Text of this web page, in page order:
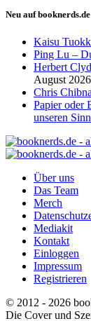
Neu auf booknerds.de
Kaisu
Ping Lu –
Herbert
August 2026
Chris
Papier oder
unseren
Über uns
Das Team
Merch
Mediakit
Kontakt
Einloggen
Impressum
Registrieren
© 2012 - 2026
Die Cover und